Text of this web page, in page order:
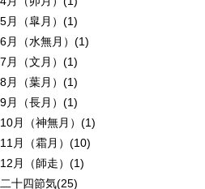
5月（皐月）(1)
6月（水無月）(1)
7月（文月）(1)
8月（葉月）(1)
9月（長月）(1)
10月（神無月）(1)
11月（霜月）(10)
12月（師走）(1)
二十四節気(25)